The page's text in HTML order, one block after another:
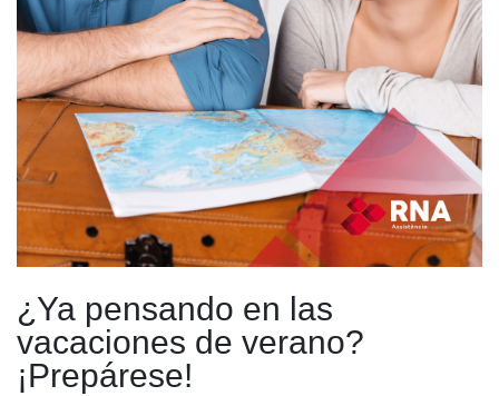
¿Ya pensando en las
vacaciones de verano?
¡Prepárese!